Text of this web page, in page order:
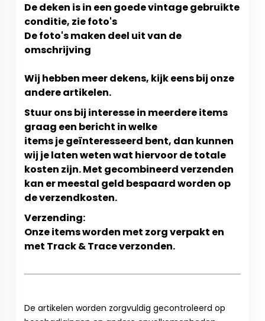
De deken is in een goede vintage gebruikte
conditie, zie foto's
De foto's maken deel uit van de
omschrijving
Wij hebben meer dekens, kijk eens bij onze
andere artikelen.
Stuur ons bij interesse in meerdere items
graag een bericht in welke
items je geïnteresseerd bent, dan kunnen
wij je laten weten wat hiervoor de totale
kosten zijn. Met gecombineerd verzenden
kan er meestal geld bespaard worden op
de verzendkosten.
Verzending:
Onze items worden met zorg verpakt en
met Track & Trace verzonden.
De artikelen worden zorgvuldig gecontroleerd op